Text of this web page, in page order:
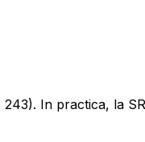
In practica, la